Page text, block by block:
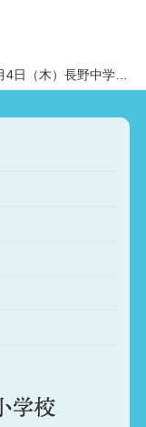
（木）長野中学校あいさつ運動